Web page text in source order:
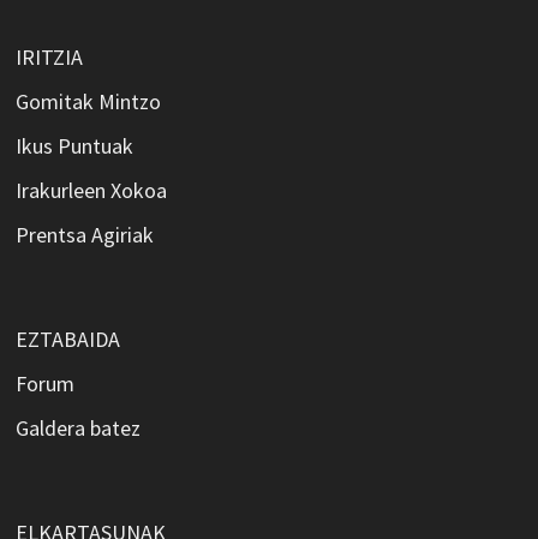
IRITZIA
Gomitak Mintzo
Ikus Puntuak
Irakurleen Xokoa
Prentsa Agiriak
EZTABAIDA
Forum
Galdera batez
ELKARTASUNAK